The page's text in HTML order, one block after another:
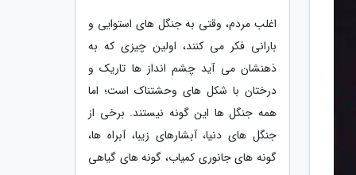
اغلب مردم، وقتی به جنگل های استوایی و
بارانی فکر می کنند، اولین چیزی که به
ذهنشان می آید چشم انداز ها تاریک و
درختان با شکل های وحشتناک است؛ اما
همه جنگل ها این گونه نیستند. برخی از
جنگل های دنیا، آبشارهای زیبا، آبراه ها،
گونه های جانوری کمیاب، گونه های گیاهی